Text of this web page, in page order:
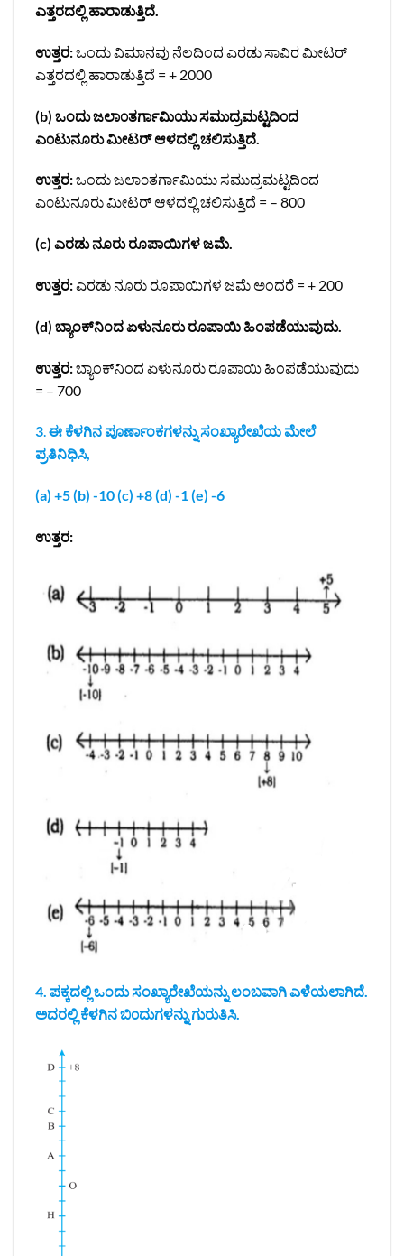
ಎತ್ತರದಲ್ಲಿ ಹಾರಾಡುತ್ತಿದೆ.
ಉತ್ತರ:ಒಂದು ವಿಮಾನವು ನೆಲದಿಂದ ಎರಡು ಸಾವಿರ ಮೀಟರ್‌
ಎತ್ತರದಲ್ಲಿ ಹಾರಾಡುತ್ತಿದೆ = + 2000
(b) ಒಂದು ಜಲಾ೦ತರ್ಗಾಮಿಯು ಸಮುದ್ರಮಟ್ಟದಿ೦ದ
ಎ೦ಟುನೂರು ಮೀಟರ್‌ ಆಳದಲ್ಲಿ ಚಲಿಸುತ್ತಿದೆ.
ಉತ್ತರ:ಒಂದು ಜಲಾ೦ತರ್ಗಾಮಿಯು ಸಮುದ್ರಮಟ್ಟದಿ೦ದ
ಎ೦ಟುನೂರು ಮೀಟರ್‌ ಆಳದಲ್ಲಿ ಚಲಿಸುತ್ತಿದೆ = – 800
(c) ಎರಡು ನೂರು ರೂಪಾಯಿಗಳ ಜಮೆ.
ಉತ್ತರ:ಎರಡು ನೂರು ರೂಪಾಯಿಗಳ ಜಮೆ ಅಂದರೆ = + 200
(d) ಬ್ಯಾಂಕ್‌ನಿಂದ ಏಳುನೂರು ರೂಪಾಯಿ ಹಿಂಪಡೆಯುವುದು.
ಉತ್ತರ:ಬ್ಯಾಂಕ್‌ನಿಂದ ಏಳುನೂರು ರೂಪಾಯಿ ಹಿಂಪಡೆಯುವುದು
= – 700
3.ಈ ಕೆಳಗಿನ ಪೂರ್ಣಾಂಕಗಳನ್ನು ಸಂಖ್ಯಾರೇಖೆಯ ಮೇಲೆ
ಪ್ರತಿನಿಧಿಸಿ,
(a) +5 (b) -10 (c) +8 (d) -1 (e) -6
ಉತ್ತರ:
4. ಪಕ್ಕದಲ್ಲಿ ಒಂದು ಸಂಖ್ಯಾರೇಖೆಯನ್ನು ಲಂಬವಾಗಿ ಎಳೆಯಲಾಗಿದೆ.
ಅದರಲ್ಲಿ ಕೆಳಗಿನ ಬಿ೦ದುಗಳನ್ನು ಗುರುತಿಸಿ.